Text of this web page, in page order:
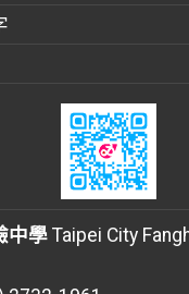
中學Taipei City